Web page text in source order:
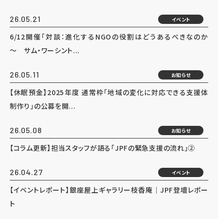
26.05.21 イベント
6/12開催「対談：進化するNGOの役割はどうあるべきなのか
～ サム・ワーシント...
26.05.11 お知らせ
【休眠預金】2025年度 通常枠「地域の変化に対応できる支援体
制作り」の公募を開...
26.05.08 お知らせ
【コラム更新】担当スタッフが語る「JPFの緊急支援の流れ」②
26.04.27 イベント
【イベントレポート】銀座屋上ギャラリー枝香庵｜JPF登壇レポー
ト